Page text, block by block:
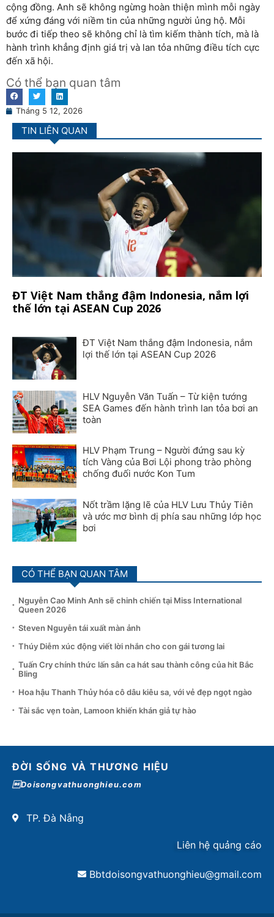
cộng đồng. Anh sẽ không ngừng hoàn thiện mình mỗi ngày
để xứng đáng với niềm tin của những người ủng hộ. Mỗi
bước đi tiếp theo sẽ không chỉ là tìm kiếm thành tích, mà là
hành trình khẳng định giá trị và lan tỏa những điều tích cực
đến xã hội.
Có thể bạn quan tâm
Tháng 5 12, 2026
TIN LIÊN QUAN
ĐT Việt Nam thắng đậm Indonesia, nắm lợi
thế lớn tại ASEAN Cup 2026
ĐT Việt Nam thắng đậm Indonesia, nắm
lợi thế lớn tại ASEAN Cup 2026
HLV Nguyễn Văn Tuấn – Từ kiện tướng
SEA Games đến hành trình lan tỏa bơi an
toàn
HLV Phạm Trung – Người đứng sau kỳ
tích Vàng của Bơi Lội phong trào phòng
chống đuối nước Kon Tum
Nốt trầm lặng lẽ của HLV Lưu Thủy Tiên
và ước mơ bình dị phía sau những lớp học
bơi
CÓ THỂ BẠN QUAN TÂM
Nguyễn Cao Minh Anh sẽ chinh chiến tại Miss International
Queen 2026
Steven Nguyễn tái xuất màn ảnh
Thúy Diễm xúc động viết lời nhắn cho con gái tương lai
Tuấn Cry chính thức lấn sân ca hát sau thành công của hit Bắc
Bling
Hoa hậu Thanh Thủy hóa cô dâu kiêu sa, với vẻ đẹp ngọt ngào
Tài sắc vẹn toàn, Lamoon khiến khán giả tự hào
ĐỜI SỐNG VÀ THƯƠNG HIỆU
Doisongvathuonghieu.com
TP. Đà Nẵng
Liên hệ quảng cáo
Bbtdoisongvathuonghieu@gmail.com